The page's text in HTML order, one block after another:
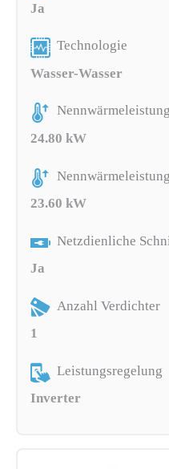
Ja
Technologie
Wasser-Wasser
24.80 kW
23.60 kW
Netzdienliche
Ja
Anzahl Verdichter
1
Leistungsregelung
Inverter